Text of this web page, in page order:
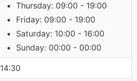
Thursday: 09:00 - 19:00
Friday: 09:00 - 19:00
Saturday: 10:00 - 16:00
Sunday: 00:00 - 00:00
14:30